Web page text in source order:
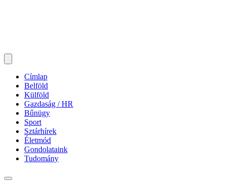
Címlap
Belföld
Külföld
Gazdaság / HR
Bűnügy
Sport
Sztárhírek
Életmód
Gondolataink
Tudomány